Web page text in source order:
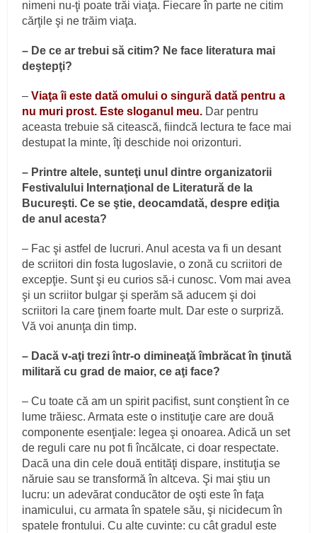
nimeni nu-ţi poate trăi viaţa. Fiecare în parte ne citim
cărţile şi ne trăim viaţa.
– De ce ar trebui să citim? Ne face literatura mai
deştepţi?
–Viaţa îi este dată omului o singură dată pentru a
nu muri prost. Este sloganul meu. Dar pentru
aceasta trebuie să citească, fiindcă lectura te face mai
destupat la minte, îţi deschide noi orizonturi.
– Printre altele, sunteţi unul dintre organizatorii
Festivalului Internaţional de Literatură de la
Bucureşti. Ce se ştie, deocamdată, despre ediţia
de anul acesta?
– Fac şi astfel de lucruri. Anul acesta va fi un desant
de scriitori din fosta Iugoslavie, o zonă cu scriitori de
excepţie. Sunt şi eu curios să-i cunosc. Vom mai avea
şi un scriitor bulgar şi sperăm să aducem şi doi
scriitori la care ţinem foarte mult. Dar este o surpriză.
Vă voi anunţa din timp.
– Dacă v-aţi trezi într-o dimineaţă îmbrăcat în ţinută
militară cu grad de maior, ce aţi face?
– Cu toate că am un spirit pacifist, sunt conştient în ce
lume trăiesc. Armata este o instituţie care are două
componente esenţiale: legea şi onoarea. Adică un set
de reguli care nu pot fi încălcate, ci doar respectate.
Dacă una din cele două entităţi dispare, instituţia se
năruie sau se transformă în altceva. Şi mai ştiu un
lucru: un adevărat conducător de oşti este în faţa
inamicului, cu armata în spatele său, şi nicidecum în
spatele frontului. Cu alte cuvinte: cu cât gradul este